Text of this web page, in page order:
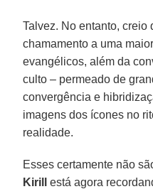
Talvez. No entanto, creio
chamamento a uma
evangélicos, além da
culto – permeado de
convergência e
imagens dos ícones no
realidade.
Esses certamente não
Kirill
está agora